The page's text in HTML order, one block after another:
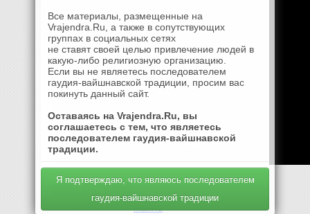
Mail.Ru
Все материалы, размещенные на
Vrajendra.Ru, а также в сопутствующих
группах в социальных сетях
не ставят своей целью привлечение людей в
какую-либо религиозную организацию.
Если вы не являетесь последователем
гаудия-вайшнавской традиции, просим вас
покинуть данный сайт.
Оставаясь на Vrajendra.Ru, вы
соглашаетесь с тем, что являетесь
последователем гаудия-вайшнавской
традиции.
Я подтверждаю, что являюсь последователем
гаудия-вайшнавской традиции